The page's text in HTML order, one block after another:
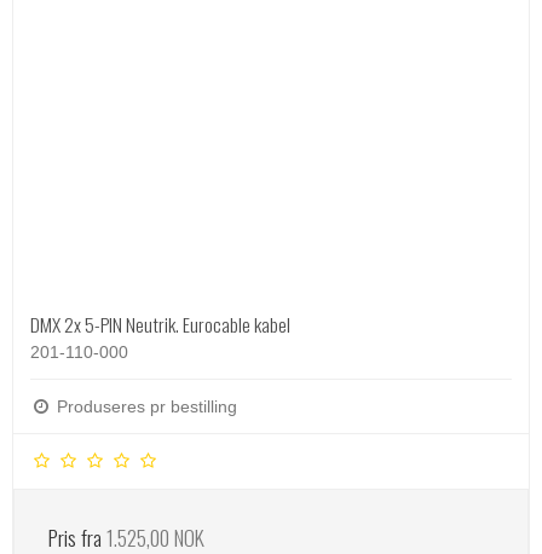
DMX 2x 5-PIN Neutrik. Eurocable kabel
201-110-000
Produseres pr bestilling
Pris fra1.525,00 NOK